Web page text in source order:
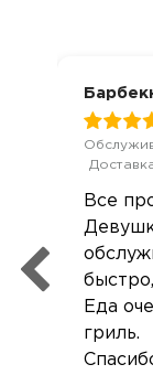
Все
Еда
гриль.